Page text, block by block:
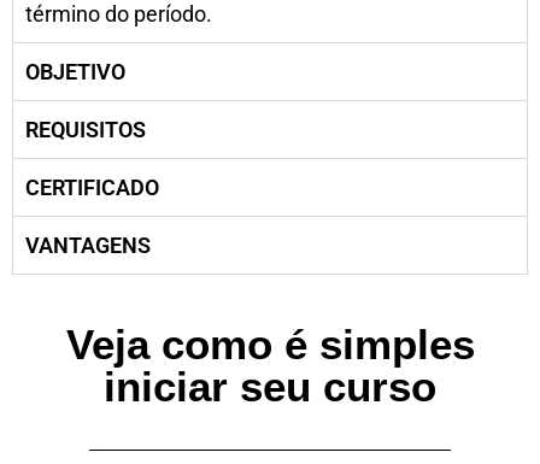
término do período.
OBJETIVO
REQUISITOS
CERTIFICADO
VANTAGENS
Veja como é simples
iniciar seu curso